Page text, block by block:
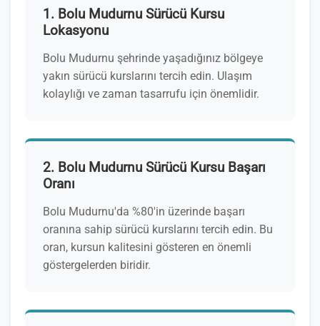
1. Bolu Mudurnu Sürücü Kursu
Lokasyonu
Bolu Mudurnu şehrinde yaşadığınız bölgeye
yakın sürücü kurslarını tercih edin. Ulaşım
kolaylığı ve zaman tasarrufu için önemlidir.
2. Bolu Mudurnu Sürücü Kursu Başarı
Oranı
Bolu Mudurnu'da %80'in üzerinde başarı
oranına sahip sürücü kurslarını tercih edin. Bu
oran, kursun kalitesini gösteren en önemli
göstergelerden biridir.